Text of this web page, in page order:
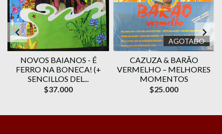
NOVOS BAIANOS - É
FERRO NA BONECA! (+
SENCILLOS DEL...
$37.000
AGOTADO
CAZUZA & BARÃO
VERMELHO – MELHORES
MOMENTOS
$25.000